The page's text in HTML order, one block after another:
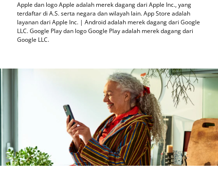
Apple dan logo Apple adalah merek dagang dari Apple Inc., yang
terdaftar di A.S. serta negara dan wilayah lain. App Store adalah
layanan dari Apple Inc. | Android adalah merek dagang dari Google
LLC. Google Play dan logo Google Play adalah merek dagang dari
Google LLC.